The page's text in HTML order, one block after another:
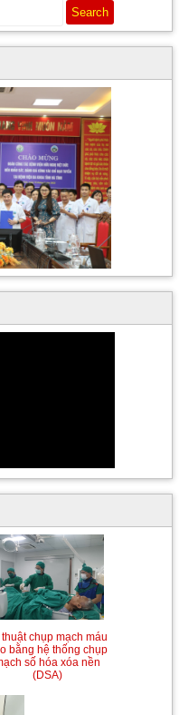
thuật chụp mạch máu
bằng hệ thống chụp
số hóa xóa nền
(DSA)